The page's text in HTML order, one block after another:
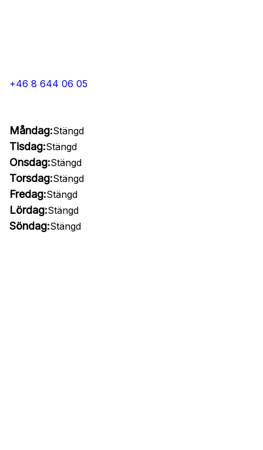
+46 8 644 06 05
Måndag:Stängd
Tisdag:Stängd
Onsdag:Stängd
Torsdag:Stängd
Fredag:Stängd
Lördag:Stängd
Söndag:Stängd